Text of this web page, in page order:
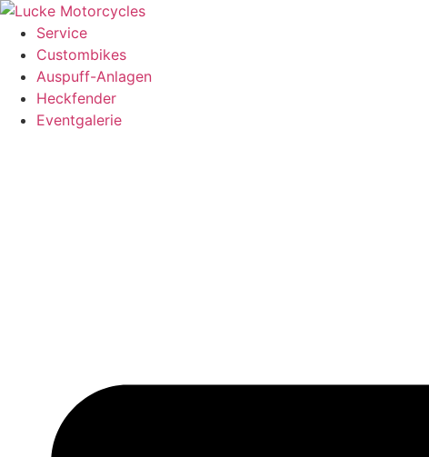
Zum
Inhalt
springen
Service
Custombikes
Auspuff-Anlagen
Heckfender
Eventgalerie